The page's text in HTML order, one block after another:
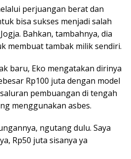
perjuangan berat dan
bisa sukses menjadi salah
Bahkan, tambahnya, dia
membuat tambak milik sendiri.
baru, Eko mengatakan dirinya
Rp100 juta dengan model
pembuangan di tengah
menggunakan asbes.
ngutang dulu. Saya
Rp50 juta sisanya ya